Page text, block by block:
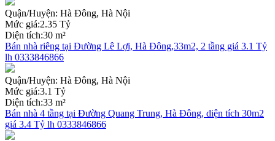
Quận/Huyện: Hà Đông, Hà Nội
Mức giá:2.35 Tỷ
Diện tích:30 m²
Bán nhà riêng tại Đường Lê Lợi, Hà Đông,33m2, 2 tầng giá 3.1 Tỷ
lh 0333846866
Quận/Huyện: Hà Đông, Hà Nội
Mức giá:3.1 Tỷ
Diện tích:33 m²
Bán nhà 4 tầng tại Đường Quang Trung, Hà Đông, diện tích 30m2
giá 3.4 Tỷ lh 0333846866